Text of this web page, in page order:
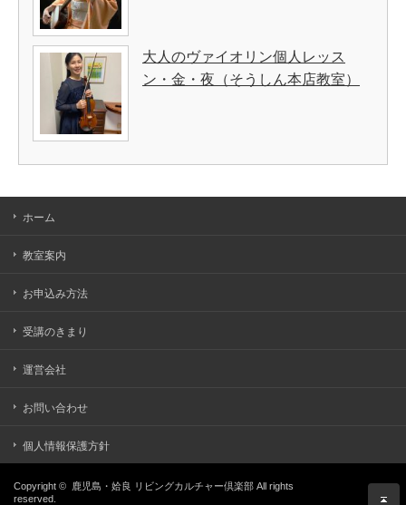
大人のヴァイオリン個人レッス
ン・金・夜（そうしん本店教室）
ホーム
教室案内
お申込み方法
受講のきまり
運営会社
お問い合わせ
個人情報保護方針
Copyright © 鹿児島・姶良 リビングカルチャー倶楽部 All rights
reserved.